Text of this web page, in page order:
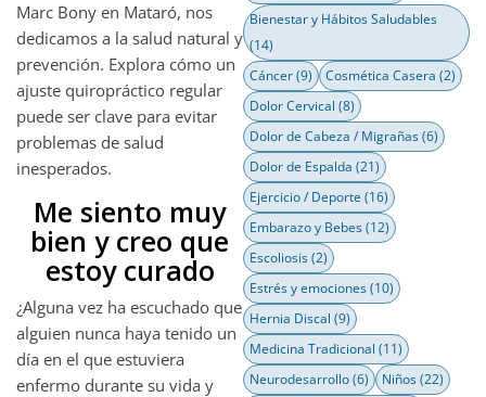
Marc Bony en Mataró, nos
dedicamos a la salud natural y
prevención. Explora cómo un
ajuste quiropráctico regular
puede ser clave para evitar
problemas de salud
inesperados.
Me siento muy
bien y creo que
estoy curado
¿Alguna vez ha escuchado que
alguien nunca haya tenido un
día en el que estuviera
enfermo durante su vida y
Bienestar y Hábitos Saludables
(14)
Cáncer(9) Cosmética Casera (2)
Dolor Cervical (8)
Dolor de Cabeza / Migrañas(6)
Dolor de Espalda (21)
Ejercicio / Deporte (16)
Embarazo y Bebes(12)
Escoliosis(2)
Estrés y emociones(10)
Hernia Discal (9)
Medicina Tradicional (11)
Neurodesarrollo(6) Niños(22)